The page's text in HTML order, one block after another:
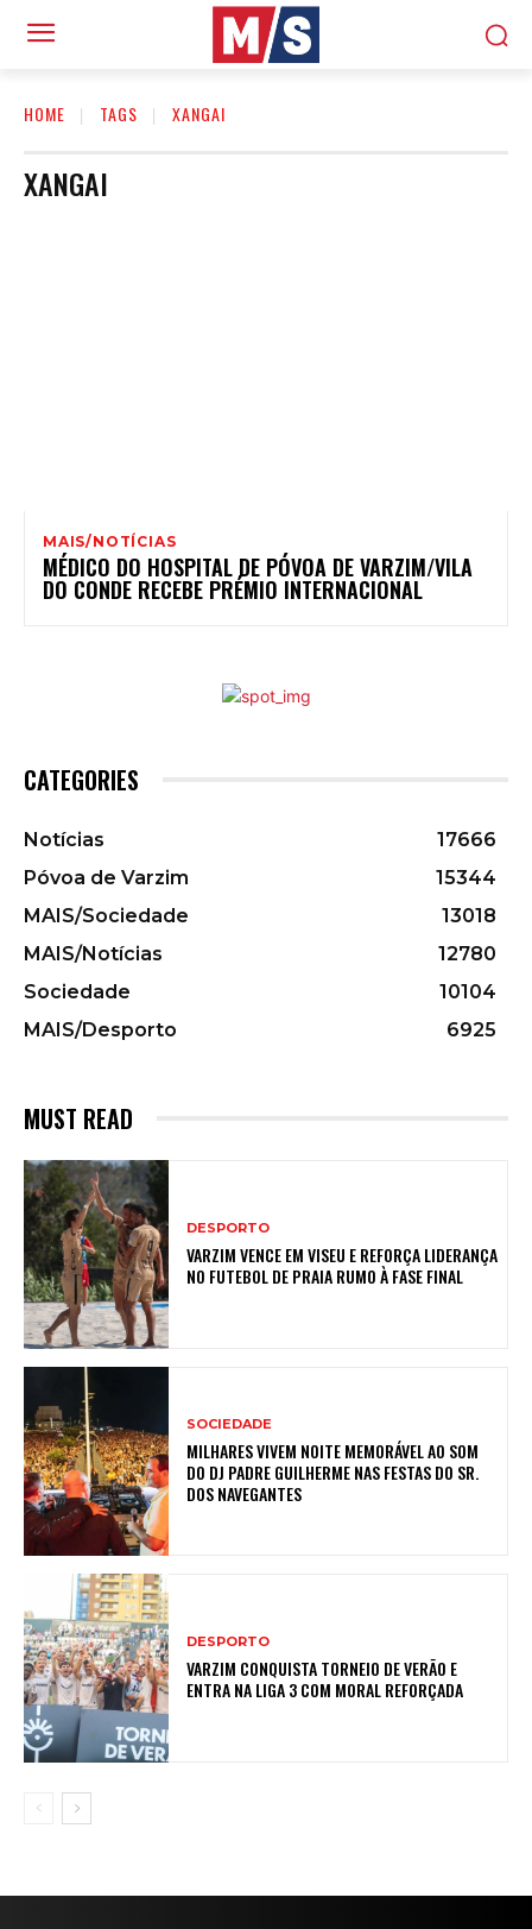
HOME TAGS XANGAI
XANGAI
MAIS/NOTÍCIAS
MÉDICO DO HOSPITAL DE PÓVOA DE VARZIM/VILA
DO CONDE RECEBE PRÉMIO INTERNACIONAL
CATEGORIES
Notícias
17666
Póvoa de Varzim
15344
MAIS/Sociedade
13018
MAIS/Notícias
12780
Sociedade
10104
MAIS/Desporto
6925
MUST READ
DESPORTO
VARZIM VENCE EM VISEU E REFORÇA LIDERANÇA
NO FUTEBOL DE PRAIA RUMO À FASE FINAL
SOCIEDADE
MILHARES VIVEM NOITE MEMORÁVEL AO SOM
DO DJ PADRE GUILHERME NAS FESTAS DO SR.
DOS NAVEGANTES
DESPORTO
VARZIM CONQUISTA TORNEIO DE VERÃO E
ENTRA NA LIGA 3 COM MORAL REFORÇADA